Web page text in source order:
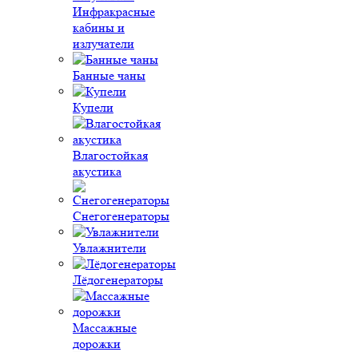
Инфракрасные
кабины и
излучатели
Банные чаны
Купели
Влагостойкая
акустика
Снегогенераторы
Увлажнители
Лёдогенераторы
Массажные
дорожки